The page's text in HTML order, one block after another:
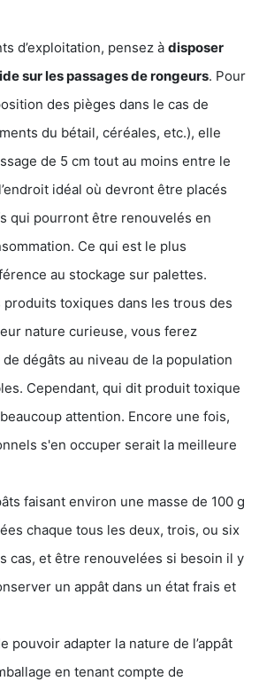
d’exploitation, pensez à disposer
sur les passages de rongeurs. Pour
des pièges dans le cas de
du bétail, céréales, etc.), elle
de 5 cm tout au moins entre le
idéal où devront être placés
qui pourront être renouvelés en
Ce qui est le plus
au stockage sur palettes.
produits toxiques dans les trous des
nature curieuse, vous ferez
dégâts au niveau de la population
Cependant, qui dit produit toxique
attention. Encore une fois,
s'en occuper serait la meilleure
faisant environ une masse de 100 g
chaque tous les deux, trois, ou six
cas, et être renouvelées si besoin il y
un appât dans un état frais et
pouvoir adapter la nature de l’appât
en tenant compte de